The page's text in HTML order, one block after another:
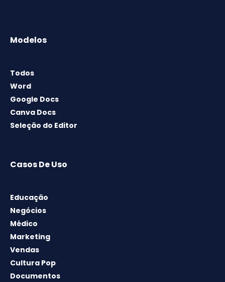
Modelos
Todos
Word
Google Docs
Canva Docs
Seleção do Editor
Casos De Uso
Educação
Negócios
Médico
Marketing
Vendas
Cultura Pop
Documentos